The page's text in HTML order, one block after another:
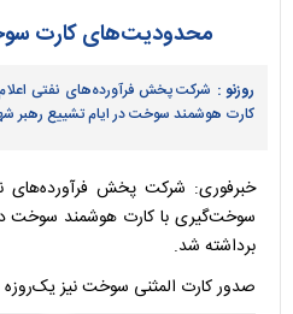
محدودیت‌های کارت
روزنو : شرکت پخش فرآورده‌های نفتی
کارت هوشمند سوخت در ایام تشییع رهبر
خبرفوری: شرکت پخش فرآورده‌های
سوخت‌گیری با کارت هوشمند سوخت در
برداشته شد.
صدور کارت المثنی سوخت نیز